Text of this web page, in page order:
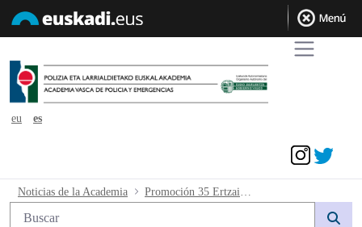
eu
es
Promoción 35 Ertzaintza. Acuerdo
Noticias de la Academia
Búsqueda web